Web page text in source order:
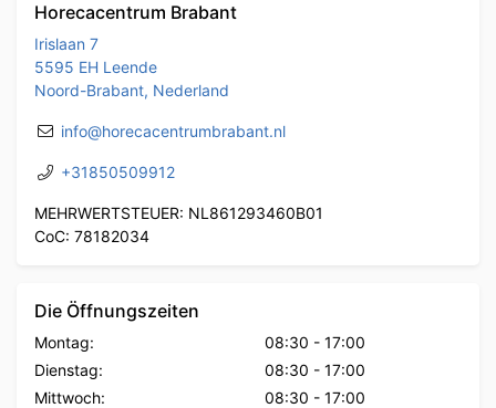
Horecacentrum Brabant
Irislaan 7
5595 EH Leende
Noord-Brabant, Nederland
info@horecacentrumbrabant.nl
+31850509912
MEHRWERTSTEUER: NL861293460B01
CoC: 78182034
Die Öffnungszeiten
Montag: 08:30 - 17:00
Dienstag:
08:30 - 17:00
Mittwoch:
08:30 - 17:00